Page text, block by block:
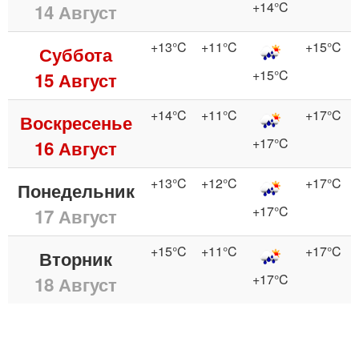
14 Август +14°C
Суббота
15 Август
+13°C
+11°C
+15°C
+15°C
Воскресенье
16 Август
+14°C
+11°C
+17°C
+17°C
Понедельник
17 Август
+13°C
+12°C
+17°C
+17°C
Вторник
18 Август
+15°C
+11°C
+17°C
+17°C